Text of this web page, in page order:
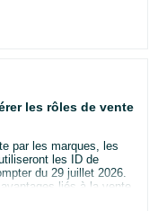
marque ou d'autres
?
toujours de
importantes
répartis entre le
lescaractéristiques de
à nosbonnes
et en Belgique, nous
linguistiques
chargez vos
supprime
la page détaillée du
des images.
les rôles de vente
par les marques, les
les ID de
du 29 juillet 2026.
liés à la vente
mis en vente et